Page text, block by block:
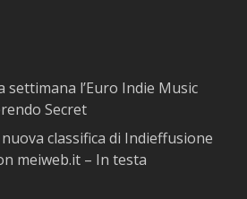
settimana l’Euro Indie Music
Secret
classifica di Indieffusione
meiweb.it – In testa